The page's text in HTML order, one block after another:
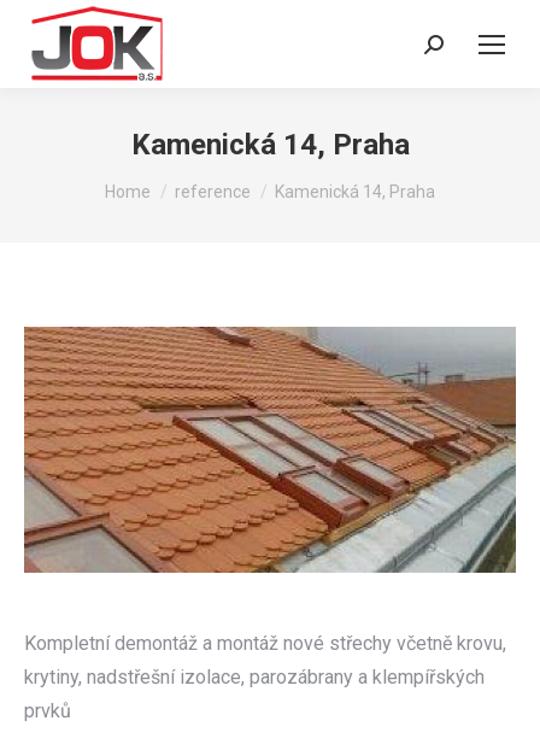
Search:
Kamenická 14, Praha
You are here:
Home reference Kamenická 14, Praha
Kompletní demontáž a montáž nové střechy včetně krovu,
krytiny, nadstřešní izolace, parozábrany a klempířských
prvků